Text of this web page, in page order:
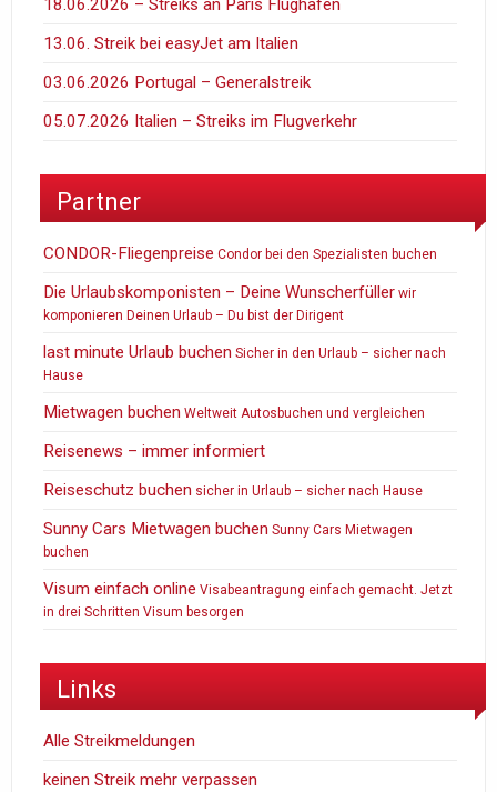
18.06.2026 – Streiks an Paris Flüghäfen
13.06. Streik bei easyJet am Italien
03.06.2026 Portugal – Generalstreik
05.07.2026 Italien – Streiks im Flugverkehr
Partner
CONDOR-Fliegenpreise Condor bei den Spezialisten buchen
Die Urlaubskomponisten – Deine Wunscherfüller wir
komponieren Deinen Urlaub – Du bist der Dirigent
last minute Urlaub buchen Sicher in den Urlaub – sicher nach
Hause
Mietwagen buchen Weltweit Autosbuchen und vergleichen
Reisenews – immer informiert
Reiseschutz buchen sicher in Urlaub – sicher nach Hause
Sunny Cars Mietwagen buchen Sunny Cars Mietwagen
buchen
Visum einfach online Visabeantragung einfach gemacht. Jetzt
in drei Schritten Visum besorgen
Links
Alle Streikmeldungen
keinen Streik mehr verpassen